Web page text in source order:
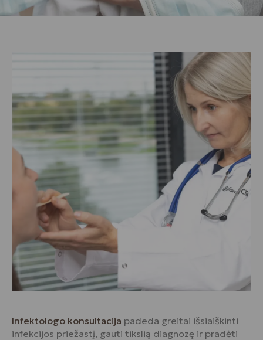
Infektologo konsultacija padeda greitai išsiaiškinti
infekcijos priežastį, gauti tikslią diagnozę ir pradėti